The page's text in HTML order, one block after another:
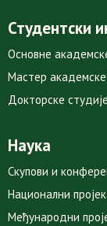
Студентски
Основне
Мастер академске
Докторске студије
Наука
Скупови и
Национални
Међународни